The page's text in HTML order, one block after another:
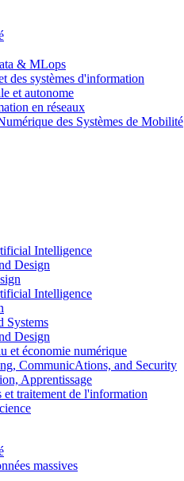
& MLops
des systèmes d'information
et autonome
en réseaux
des Systèmes de Mobilité
Intelligence
Design
Intelligence
Systems
Design
et économie numérique
CommunicAtions, and Security
Apprentissage
traitement de l'information
massives